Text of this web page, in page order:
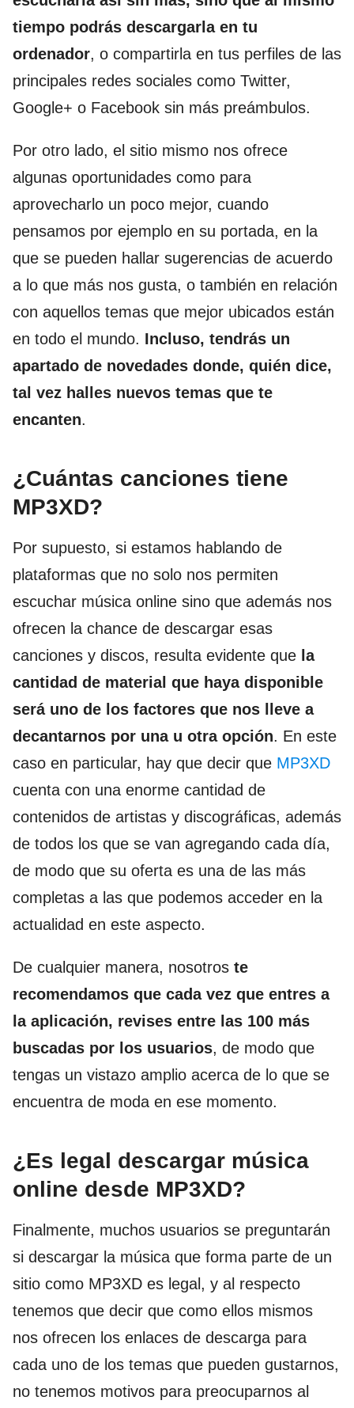
tiempo podrás descargarla en tu
ordenador, o compartirla en tus perfiles de las
principales redes sociales como Twitter,
Google+ o Facebook sin más preámbulos.
Por otro lado, el sitio mismo nos ofrece
algunas oportunidades como para
aprovecharlo un poco mejor, cuando
pensamos por ejemplo en su portada, en la
que se pueden hallar sugerencias de acuerdo
a lo que más nos gusta, o también en relación
con aquellos temas que mejor ubicados están
en todo el mundo. Incluso, tendrás un
apartado de novedades donde, quién dice,
tal vez halles nuevos temas que te
encanten.
¿Cuántas canciones tiene
MP3XD?
Por supuesto, si estamos hablando de
plataformas que no solo nos permiten
escuchar música online sino que además nos
ofrecen la chance de descargar esas
canciones y discos, resulta evidente que la
cantidad de material que haya disponible
será uno de los factores que nos lleve a
decantarnos por una u otra opción. En este
caso en particular, hay que decir que MP3XD
cuenta con una enorme cantidad de
contenidos de artistas y discográficas, además
de todos los que se van agregando cada día,
de modo que su oferta es una de las más
completas a las que podemos acceder en la
actualidad en este aspecto.
De cualquier manera, nosotros te
recomendamos que cada vez que entres a
la aplicación, revises entre las 100 más
buscadas por los usuarios, de modo que
tengas un vistazo amplio acerca de lo que se
encuentra de moda en ese momento.
¿Es legal descargar música
online desde MP3XD?
Finalmente, muchos usuarios se preguntarán
si descargar la música que forma parte de un
sitio como MP3XD es legal, y al respecto
tenemos que decir que como ellos mismos
nos ofrecen los enlaces de descarga para
cada uno de los temas que pueden gustarnos,
no tenemos motivos para preocuparnos al